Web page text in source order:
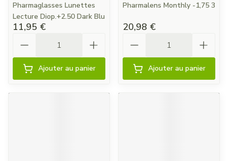
Pharmaglasses Lunettes
Lecture Diop.+2.50 Dark Blu
11,95 €
Ajouter au panier
Pharmalens Monthly -1,75 3
20,98 €
Ajouter au panier